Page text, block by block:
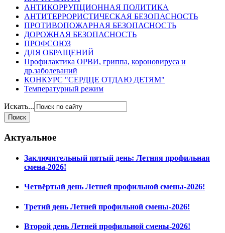
АНТИКОРРУПЦИОННАЯ ПОЛИТИКА
АНТИТЕРРОРИСТИЧЕСКАЯ БЕЗОПАСНОСТЬ
ПРОТИВОПОЖАРНАЯ БЕЗОПАСНОСТЬ
ДОРОЖНАЯ БЕЗОПАСНОСТЬ
ПРОФСОЮЗ
ДЛЯ ОБРАЩЕНИЙ
Профилактика ОРВИ, гриппа, короновируса и
др.заболеваний
КОНКУРС "СЕРДЦЕ ОТДАЮ ДЕТЯМ"
Температурный режим
Искать...
Актуальное
Заключительный пятый день: Летняя профильная
смена-2026!
Четвёртый день Летней профильной смены-2026!
Третий день Летней профильной смены-2026!
Второй день Летней профильной смены-2026!